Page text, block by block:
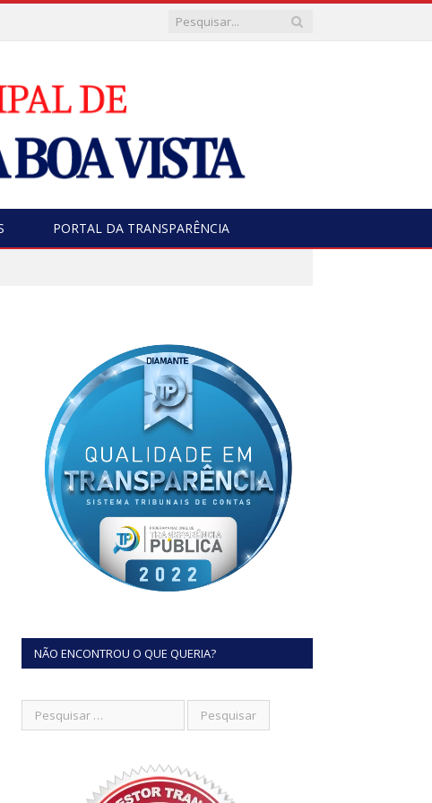
PORTAL DA TRANSPARÊNCIA
NÃO ENCONTROU O QUE QUERIA?